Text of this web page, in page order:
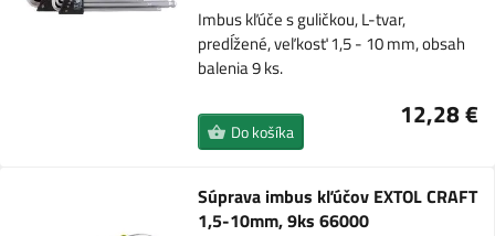
Imbus kľúče s guličkou, L-tvar,
predĺžené, veľkosť 1,5 - 10 mm, obsah
balenia 9 ks.
12,28 €
Do košíka
Súprava imbus kľúčov EXTOL CRAFT
1,5-10mm, 9ks 66000